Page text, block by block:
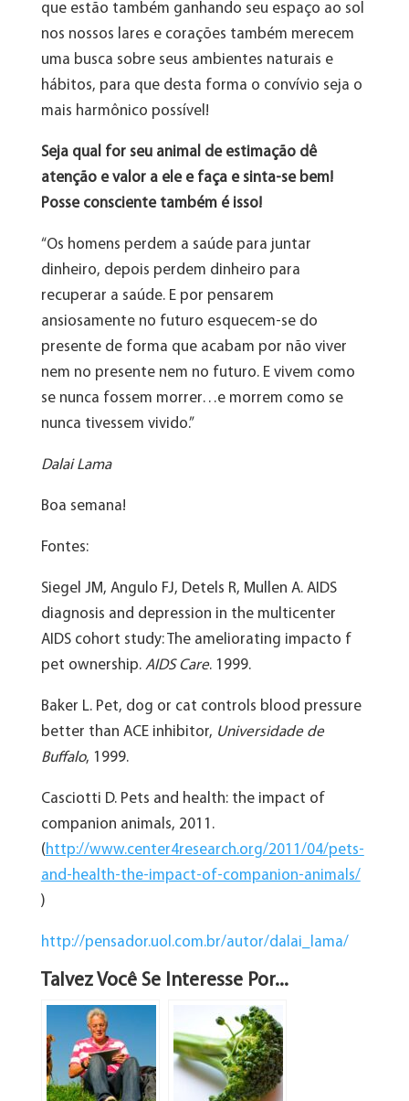
que estão também ganhando seu espaço ao sol
nos nossos lares e corações também merecem
uma busca sobre seus ambientes naturais e
hábitos, para que desta forma o convívio seja o
mais harmônico possível!
Seja qual for seu animal de estimação dê
atenção e valor a ele e faça e sinta-se bem!
Posse consciente também é isso!
“Os homens perdem a saúde para juntar
dinheiro, depois perdem dinheiro para
recuperar a saúde. E por pensarem
ansiosamente no futuro esquecem-se do
presente de forma que acabam por não viver
nem no presente nem no futuro. E vivem como
se nunca fossem morrer…e morrem como se
nunca tivessem vivido.”
Dalai Lama
Boa semana!
Fontes:
Siegel JM, Angulo FJ, Detels R, Mullen A. AIDS
diagnosis and depression in the multicenter
AIDS cohort study: The ameliorating impacto f
pet ownership. AIDS Care. 1999.
Baker L. Pet, dog or cat controls blood pressure
better than ACE inhibitor, Universidade de
Buffalo, 1999.
Casciotti D. Pets and health: the impact of
companion animals, 2011.
(http://www.center4research.org/2011/04/pets-
and-health-the-impact-of-companion-animals/
)
http://pensador.uol.com.br/autor/dalai_lama/
Talvez Você Se Interesse Por...